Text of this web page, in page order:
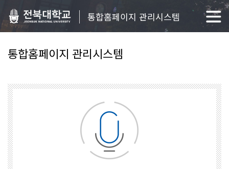
통합홈페이지 관리시스템
통합홈페이지 관리시스템